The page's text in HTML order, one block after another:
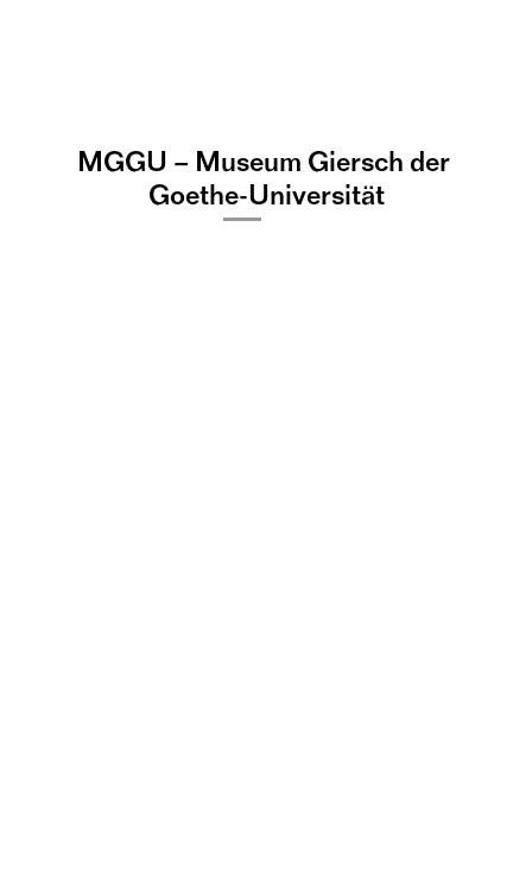
©
J
e
n
s
Z
i
e
he
MGGU – Museum Giersch der
Goethe-Universität